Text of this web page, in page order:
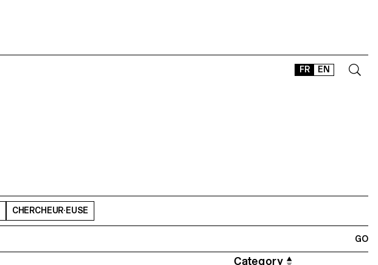
FR EN
CHERCHEUR·EUSE
Category